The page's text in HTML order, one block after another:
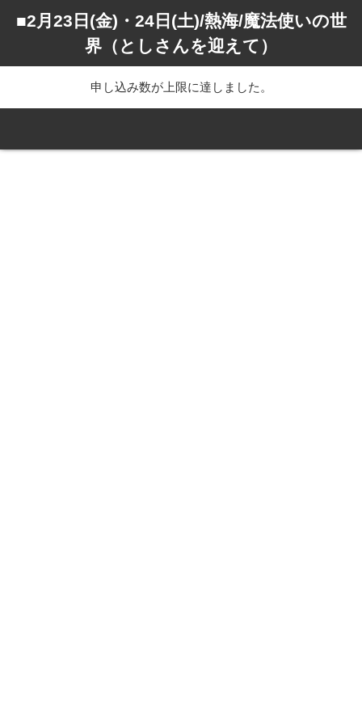
■2月23日(金)・24日(土)/熱海/魔法使いの世
界（としさんを迎えて）
申し込み数が上限に達しました。